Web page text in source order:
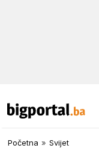
Početna » Svijet